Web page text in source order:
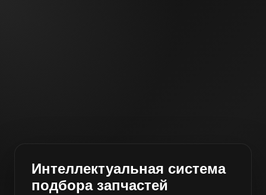
Интеллектуальная система
подбора запчастей